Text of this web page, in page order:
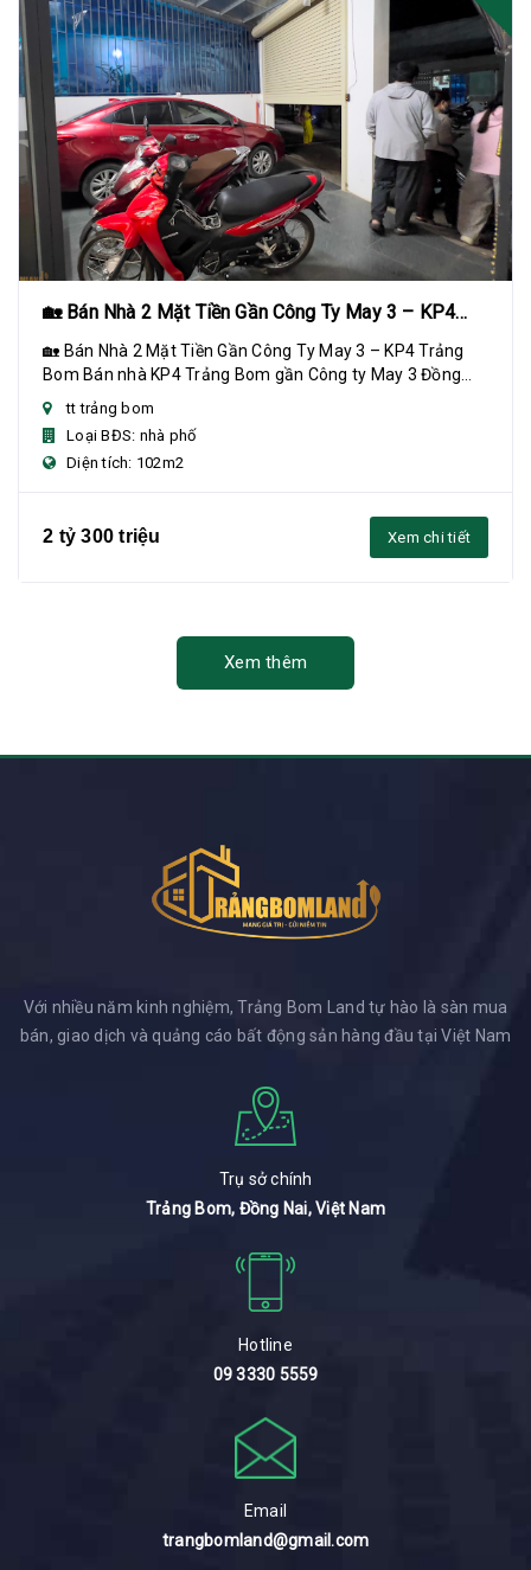
🏡 Bán Nhà 2 Mặt Tiền Gần Công Ty May 3 – KP4
Trảng Bom
🏡 Bán Nhà 2 Mặt Tiền Gần Công Ty May 3 – KP4 Trảng
Bom Bán nhà KP4 Trảng Bom gần Công ty May 3 Đồng
Tiến, diện tích 7x16m (102m²), sổ riêng thổ c...
tt trảng bom
Loại BĐS: nhà phố
Diện tích: 102m2
2 tỷ 300 triệu Xem chi tiết
Xem thêm
Với nhiều năm kinh nghiệm, Trảng Bom Land tự hào là sàn mua
bán, giao dịch và quảng cáo bất động sản hàng đầu tại Việt Nam
Trụ sở chính
Trảng Bom, Đồng Nai, Việt Nam
Hotline
09 3330 5559
Email
trangbomland@gmail.com